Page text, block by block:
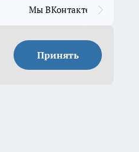
Мы ВКонтакте
Принять